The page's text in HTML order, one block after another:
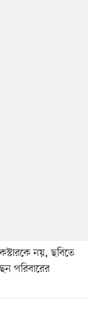
নয়, ছবিতে
পরিবারের